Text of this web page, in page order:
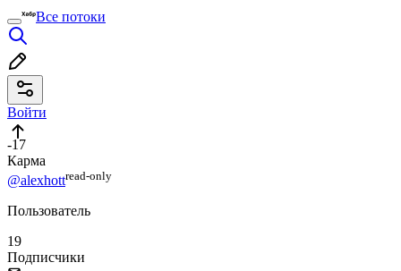
Все потоки
Войти
-17
Карма
@alexhottread⁠-⁠only
Пользователь
19
Подписчики